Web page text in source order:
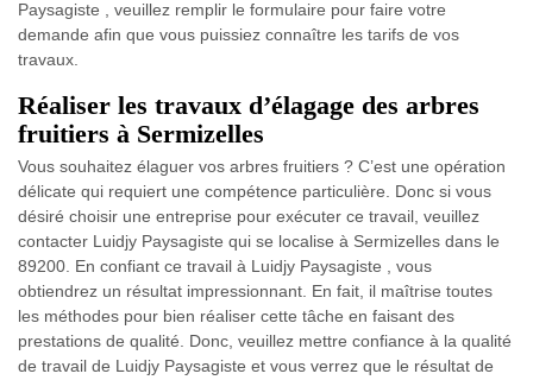
Paysagiste , veuillez remplir le formulaire pour faire votre
demande afin que vous puissiez connaître les tarifs de vos
travaux.
Réaliser les travaux d’élagage des arbres
fruitiers à Sermizelles
Vous souhaitez élaguer vos arbres fruitiers ? C’est une opération
délicate qui requiert une compétence particulière. Donc si vous
désiré choisir une entreprise pour exécuter ce travail, veuillez
contacter Luidjy Paysagiste qui se localise à Sermizelles dans le
89200. En confiant ce travail à Luidjy Paysagiste , vous
obtiendrez un résultat impressionnant. En fait, il maîtrise toutes
les méthodes pour bien réaliser cette tâche en faisant des
prestations de qualité. Donc, veuillez mettre confiance à la qualité
de travail de Luidjy Paysagiste et vous verrez que le résultat de